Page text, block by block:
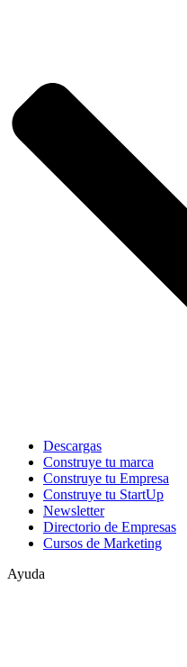
Descargas
Construye tu marca
Construye tu Empresa
Construye tu StartUp
Newsletter
Directorio de Empresas
Cursos de Marketing
Ayuda